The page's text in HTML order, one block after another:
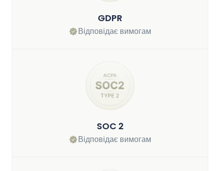
GDPR
Відповідає вимогам
SOC 2
Відповідає вимогам